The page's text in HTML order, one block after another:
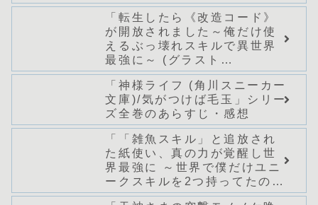
「転生したら《改造コード》
が開放されました～俺だけ使
えるぶっ壊れスキルで異世界
最強に～ (グラスト
NOVELS)/どまどま」シリー
ズ全巻のあらすじ・感想
「神様ライフ (角川スニーカー
文庫)/気がつけば毛玉」シリー
ズ全巻のあらすじ・感想
「「雑魚スキル」と追放され
た紙使い、真の力が覚醒し世
界最強に ～世界で僕だけユニ
ークスキルを2つ持ってたので
真の仲間と成り上がる～ (Mノ